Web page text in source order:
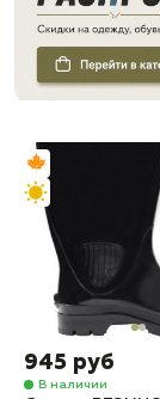
945 руб
В наличии